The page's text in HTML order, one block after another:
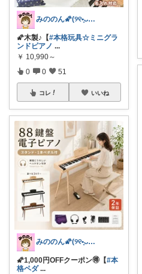
みののん🌠(୨୧•͈ᴗ•͈)感謝♡
🌠木製♪【#本格玩具☆ミニグラ
ンドピアノ ...
￥ 10,990～
0 0 51
コレ いいね
みののん🌠(୨୧•͈ᴗ•͈)感謝♡
🌠1,000円OFFクーポン🉐【#本
格ペダ ...